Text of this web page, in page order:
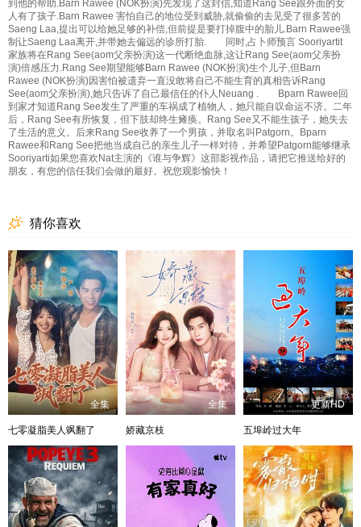
到他的帮助.Barn Rawee (NOK扮演)先发现了这封信,知道Rang See跟外面的女
人有了孩子.Barn Rawee 害怕自己的地位受到威胁,就偷偷的去见受了很多苦的
Saeng Laa,提出可以给她足够的补偿,但前提是要打掉腹中的胎儿.Barn Rawee强
制让Saeng Laa离开,并带她去偏远的诊所打胎. 同时,占卜师预言 Sooriyartit
家族将在Rang See(aom父亲扮演)这一代断绝血脉,这让Rang See(aom父亲扮
演)倍感压力.Rang See期望能够Barn Rawee (NOK扮演)生个儿子,但Barn
Rawee (NOK扮演)因害怕被遗弃一直没敢将自己不能生育的真相告诉Rang
See(aom父亲扮演),她只告诉了自己最信任的仆人Neuang . Bparn Rawee回
到家才知道Rang See发生了严重的车祸成了植物人，她只能自叹命运不济。二年
后，Rang See有所恢复，但下肢却终生瘫痪。Rang See又不能生孩子，她失去
了生活的意义。后来Rang See收养了一个男孩，并取名叫Patgorn。Bparn
Rawee和Rang See把他当成自己的亲生儿子一样对待，并希望Patgorn能够继承
Sooriyarti如果您喜欢Nat主演的《谁与争辉》这部影视作品，请把它推送给好的
朋友，有您的信任我们会做的最好。祝您观影愉快！
猜你喜欢
全集
七零凝脂美人飒翻了
全集
娇藏京枝
更新HD
五埠岭过大年